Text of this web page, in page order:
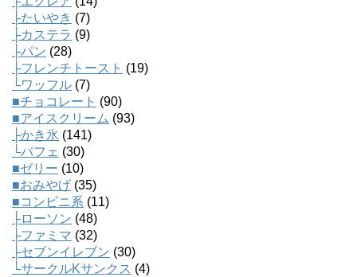
├たいやき (7)
├カステラ (9)
├パン (28)
├フレンチトースト (19)
└ワッフル (7)
■チョコレート (90)
■アイスクリーム (93)
├かき氷 (141)
└パフェ (30)
■ゼリー (10)
■おみやげ (35)
■コンビニ系 (11)
├ローソン (48)
├ファミマ (32)
├セブンイレブン (30)
└サークルKサンクス (4)